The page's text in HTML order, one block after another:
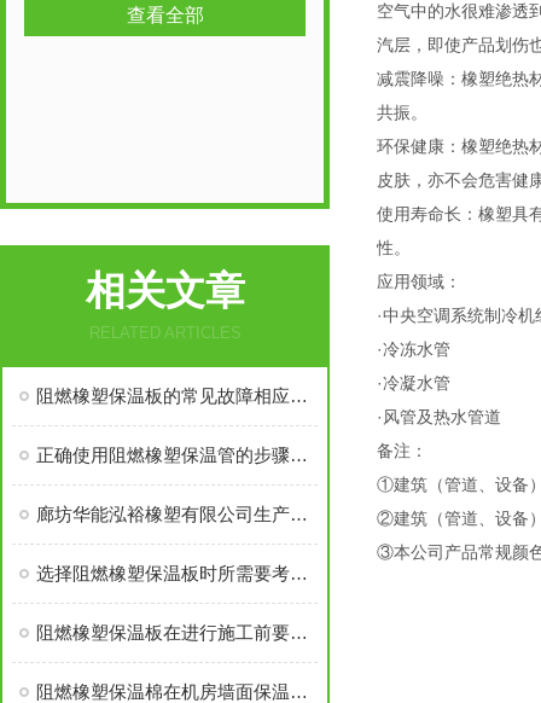
查看全部
相关文章
RELATED ARTICLES
阻燃橡塑保温板的常见故障相应解决方法分享
正确使用阻燃橡塑保温管的步骤及注意事项分享
廊坊华能泓裕橡塑有限公司生产的圣裕德B1级橡塑保温棉为什么如此受欢迎？
选择阻燃橡塑保温板时所需要考虑的关键要点介绍
阻燃橡塑保温板在进行施工前要做好这些准备工作
阻燃橡塑保温棉在机房墙面保温中应有多厚？
空气中的水很难渗透
汽层，即使产品划伤
减震降噪：橡塑绝热
共振。
环保健康：橡塑绝热
皮肤，亦不会危害健
使用寿命长：橡塑具
性。
应用领域：
·中央空调系统制冷机
·冷冻水管
·冷凝水管
·风管及热水管道
备注：
①建筑（管道、设备
②建筑（管道、设备
③本公司产品常规颜